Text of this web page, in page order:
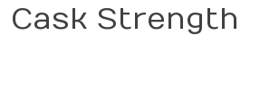
Cask Strength